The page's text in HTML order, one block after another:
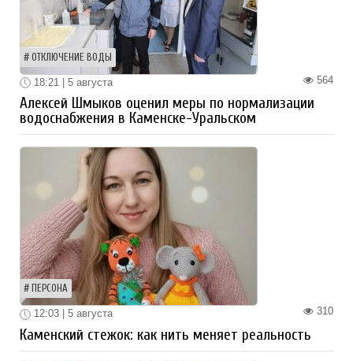
ОТКЛЮЧЕНИЕ ВОДЫ
564
18:21 | 5 августа
Алексей Шмыков оценил меры по нормализации
водоснабжения в Каменске-Уральском
ПЕРСОНА
310
12:03 | 5 августа
Каменский стежок: как нить меняет реальность